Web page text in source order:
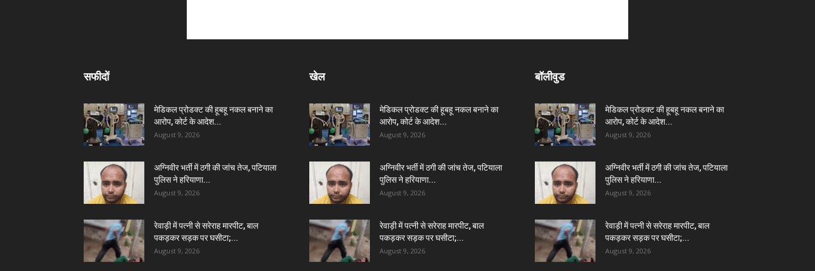
सफीदों
मेडिकल प्रोडक्ट की हूबहू नकल बनाने का
आरोप, कोर्ट के आदेश...
August 9, 2026
अग्निवीर भर्ती में ठगी की जांच तेज, पटियाला
पुलिस ने हरियाणा...
August 9, 2026
रेवाड़ी में पत्नी से सरेराह मारपीट, बाल
पकड़कर सड़क पर घसीटा;...
August 9, 2026
खेल
मेडिकल प्रोडक्ट की हूबहू नकल बनाने का
आरोप, कोर्ट के आदेश...
August 9, 2026
अग्निवीर भर्ती में ठगी की जांच तेज, पटियाला
पुलिस ने हरियाणा...
August 9, 2026
रेवाड़ी में पत्नी से सरेराह मारपीट, बाल
पकड़कर सड़क पर घसीटा;...
August 9, 2026
बॉलीवुड
मेडिकल प्रोडक्ट की हूबहू नकल बनाने का
आरोप, कोर्ट के आदेश...
August 9, 2026
अग्निवीर भर्ती में ठगी की जांच तेज, पटियाला
पुलिस ने हरियाणा...
August 9, 2026
रेवाड़ी में पत्नी से सरेराह मारपीट, बाल
पकड़कर सड़क पर घसीटा;...
August 9, 2026